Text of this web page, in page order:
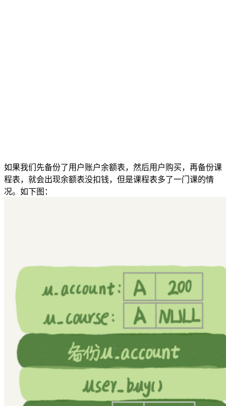
如果我们先备份了用户账户余额表，然后用户购买，再备份课
程表，就会出现余额表没扣钱，但是课程表多了一门课的情
况。如下图：